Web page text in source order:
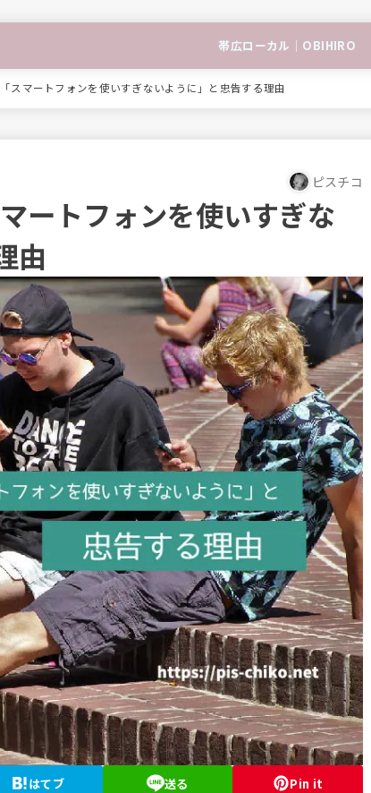
帯広ローカル｜OBIHIRO
スマートフォンを使いすぎないように」と忠告する理由
ピスチコ
ートフォンを使いすぎな
由
はてブ 送る Pin it